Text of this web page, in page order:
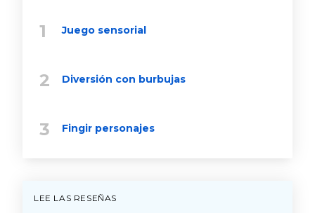
Juego sensorial
Diversión con burbujas
Fingir personajes
LEE LAS RESEÑAS